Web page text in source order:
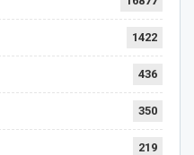
1422
436
350
219